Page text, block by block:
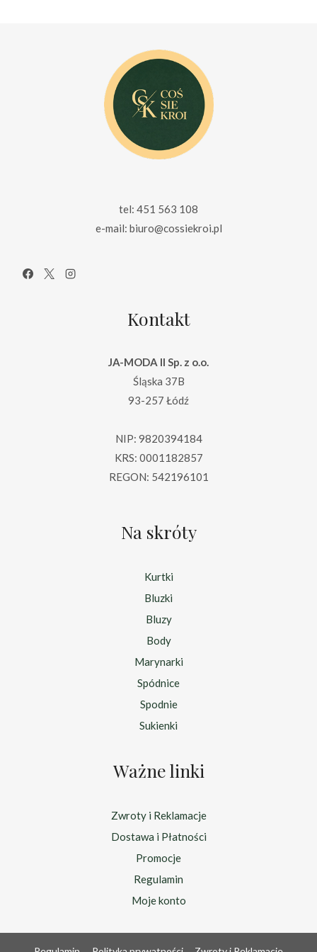
tel: 451 563 108
e-mail: biuro@cossiekroi.pl
Kontakt
JA-MODA II Sp. z o.o.
Śląska 37B
93-257 Łódź
NIP: 9820394184
KRS: 0001182857
REGON: 542196101
Na skróty
Kurtki
Bluzki
Bluzy
Body
Marynarki
Spódnice
Spodnie
Sukienki
Ważne linki
Zwroty i Reklamacje
Dostawa i Płatności
Promocje
Regulamin
Moje konto